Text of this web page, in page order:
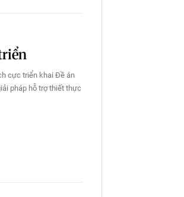
cực triển khai Đề án
pháp hỗ trợ thiết thực